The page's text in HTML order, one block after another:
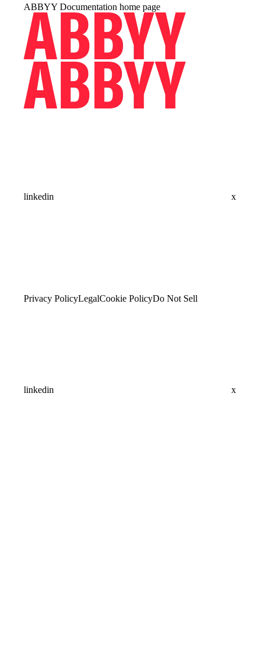
ABBYY Documentation home page
linkedin x
Privacy PolicyLegalCookie PolicyDo Not Sell
linkedin x